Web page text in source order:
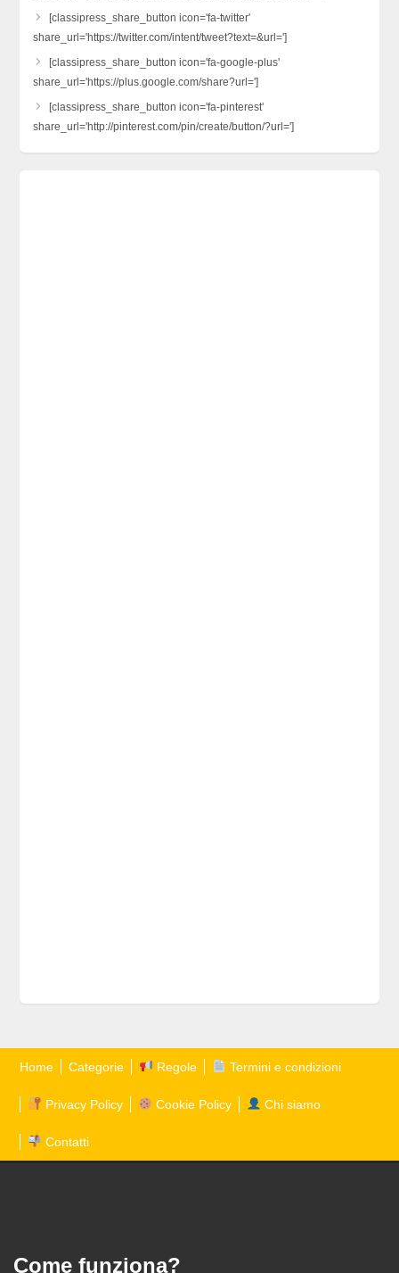
[classipress_share_button icon='fa-twitter'
share_url='https://twitter.com/intent/tweet?text=&url=']
[classipress_share_button icon='fa-google-plus'
share_url='https://plus.google.com/share?url=']
[classipress_share_button icon='fa-pinterest'
share_url='http://pinterest.com/pin/create/button/?url=']
Home Categorie Regole Termini e condizioni
Privacy Policy Cookie Policy Chi siamo
Contatti
Come funziona?